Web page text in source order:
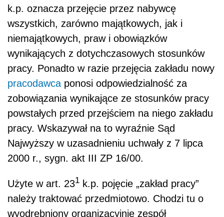
k.p. oznacza przejęcie przez nabywcę
wszystkich, zarówno majątkowych, jak i
niemajątkowych, praw i obowiązków
wynikających z dotychczasowych stosunków
pracy. Ponadto w razie przejęcia zakładu nowy
pracodawcaponosi odpowiedzialność za
zobowiązania wynikające ze stosunków pracy
powstałych przed przejściem na niego zakładu
pracy. Wskazywał na to wyraźnie Sąd
Najwyższy w uzasadnieniu uchwały z 7 lipca
2000 r., sygn. akt III ZP 16/00.
Użyte w art. 231 k.p. pojęcie „zakład pracy”
należy traktować przedmiotowo. Chodzi tu o
wyodrębniony organizacyjnie zespół